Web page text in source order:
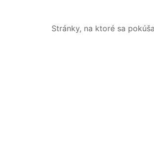
Stránky, na ktoré sa